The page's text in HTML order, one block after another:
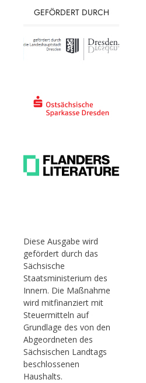
GEFÖRDERT DURCH
Diese Ausgabe wird
gefördert durch das
Sächsische
Staatsministerium des
Innern. Die Maßnahme
wird mitfinanziert mit
Steuermitteln auf
Grundlage des von den
Abgeordneten des
Sächsischen Landtags
beschlossenen
Haushalts.